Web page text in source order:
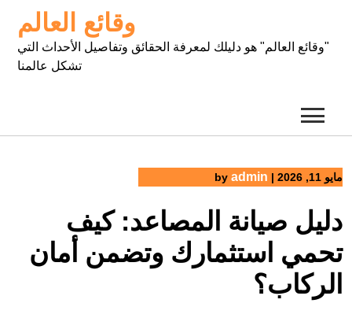
content
وقائع العالم
"وقائع العالم" هو دليلك لمعرفة الحقائق وتفاصيل الأحداث التي
تشكل عالمنا
مايو 11, 2026 |
by admin
دليل صيانة المصاعد: كيف
تحمي استثمارك وتضمن أمان
الركاب؟